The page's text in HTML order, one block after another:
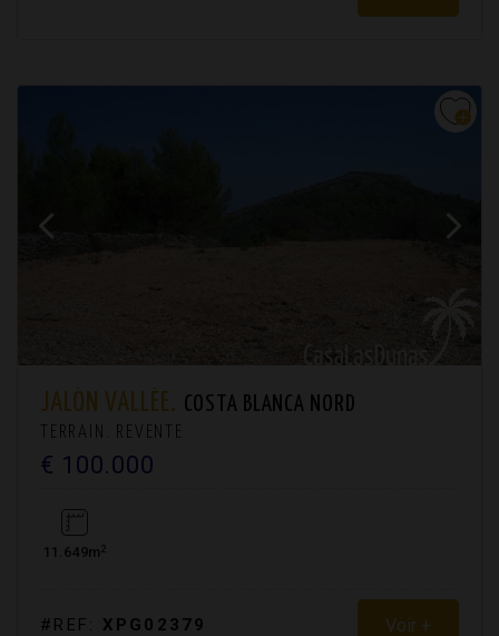
JALÓN VALLÉE. COSTA BLANCA NORD
TERRAIN. REVENTE
€ 100.000
11.649m2
#REF: XPG02379 Voir +